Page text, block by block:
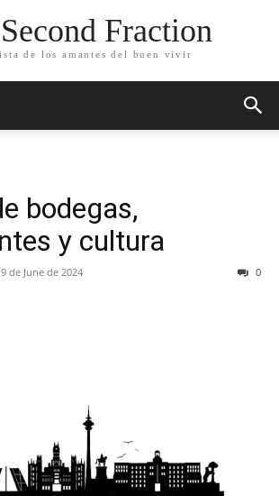
Fraction
de los amantes del buen vivir
bodegas,
y cultura
de June de 2024 0